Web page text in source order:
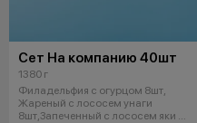
Сет На компанию 40шт
1380 г
Филадельфия с огурцом 8шт,
Жареный с лососем унаги
8шт,Запеченный с лососем яки и